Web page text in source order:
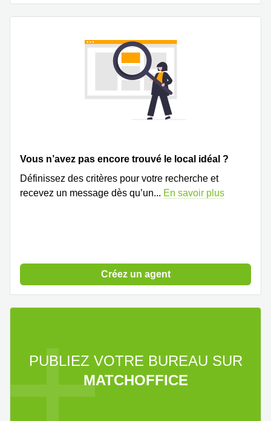
Salle
Business
center
8A
Etoy
Esplanade
Meyrin
Chemin
Route
Vous n’avez pas encore trouvé le local idéal ?
Définissez des critères pour votre recherche et
recevez un message dès qu’un... En savoir plus
Créez un agent
PUBLIEZ VOTRE BUREAU SUR
MATCHOFFICE